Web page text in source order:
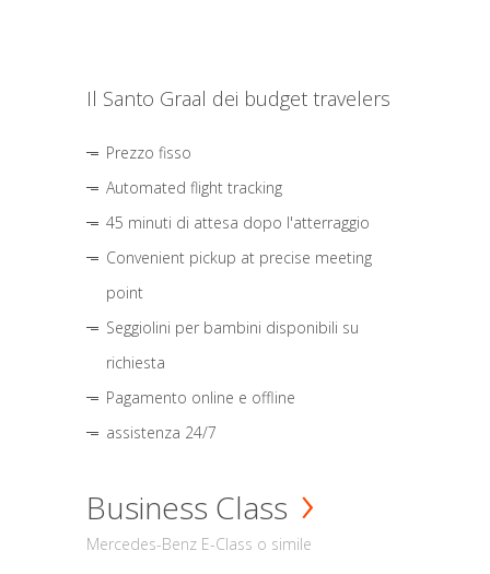
Il Santo Graal dei budget travelers
Prezzo fisso
Automated flight tracking
45 minuti di attesa dopo l'atterraggio
Convenient pickup at precise meeting
point
Seggiolini per bambini disponibili su
richiesta
Pagamento online e offline
assistenza 24/7
Business Class
Mercedes-Benz E-Class o simile